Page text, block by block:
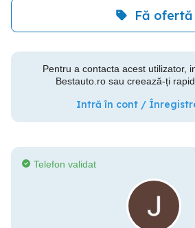
Fă ofertă
Pentru a contacta acest utilizator,
Bestauto.ro sau creează-ți
Intră în cont /
Telefon validat